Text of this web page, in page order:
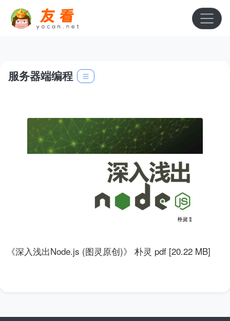
服务器端编程
《深入浅出Node.js (图灵原创)》 朴灵 pdf [20.22 MB]